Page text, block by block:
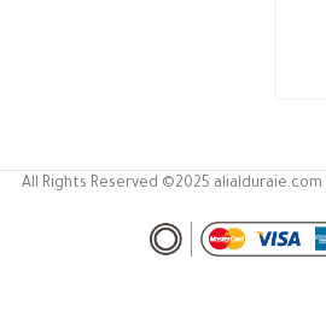
All Rights Reserved ©2025 alialduraie.com